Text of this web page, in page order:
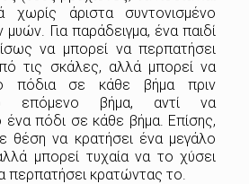
άριστα συντονισμένο
Για παράδειγμα, ένα παιδί
να μπορεί να περπατήσει
τις σκάλες, αλλά μπορεί να
πόδια σε κάθε βήμα πριν
επόμενο βήμα, αντί να
ένα πόδι σε κάθε βήμα. Επίσης,
θέση να κρατήσει ένα μεγάλο
μπορεί τυχαία να το χύσει
περπατήσει κρατώντας το.